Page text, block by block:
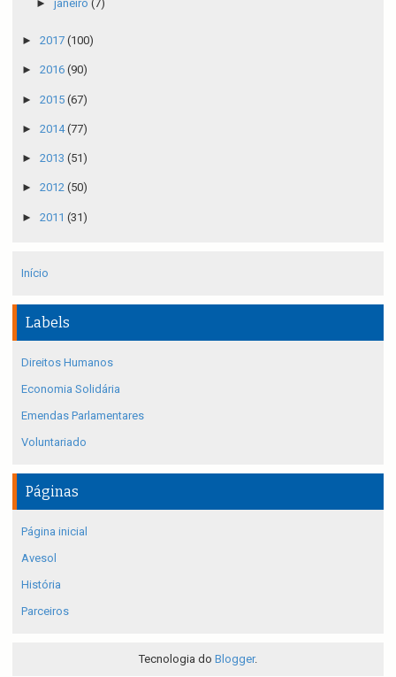
► janeiro (7)
► 2017 (100)
► 2016 (90)
► 2015 (67)
► 2014(77)
► 2013 (51)
► 2012 (50)
► 2011 (31)
Início
Labels
Direitos Humanos
Economia Solidária
Emendas Parlamentares
Voluntariado
Páginas
Página inicial
Avesol
História
Parceiros
Tecnologia do Blogger.